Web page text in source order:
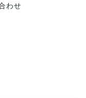
わせ